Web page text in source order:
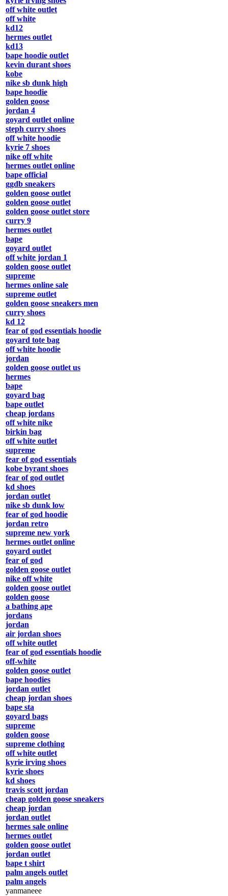
off white outlet
off white
kd12
hermes outlet
kd13
bape hoodie outlet
kevin durant shoes
kobe
nike sb dunk high
bape hoodie
golden goose
jordan 4
goyard outlet online
steph curry shoes
off white hoodie
kyrie 7 shoes
nike off white
hermes outlet online
bape official
ggdb sneakers
golden goose outlet
golden goose outlet
golden goose outlet store
curry 9
hermes outlet
bape
goyard outlet
off white jordan 1
golden goose outlet
supreme
hermes online sale
supreme outlet
golden goose sneakers men
curry shoes
kd 12
fear of god essentials hoodie
goyard tote bag
off white hoodie
jordan
golden goose outlet us
hermes
bape
goyard bag
bape outlet
cheap jordans
off white nike
birkin bag
off white outlet
supreme
fear of god essentials
kobe byrant shoes
fear of god outlet
kd shoes
jordan outlet
nike sb dunk low
fear of god hoodie
jordan retro
supreme new york
hermes outlet online
goyard outlet
fear of god
golden goose outlet
nike off white
golden goose outlet
golden goose
a bathing ape
jordans
jordan
air jordan shoes
off white outlet
fear of god essentials hoodie
off-white
golden goose outlet
bape hoodies
jordan outlet
cheap jordan shoes
bape sta
goyard bags
supreme
golden goose
supreme clothing
off white outlet
kyrie irving shoes
kyrie shoes
kd shoes
travis scott jordan
cheap golden goose sneakers
cheap jordan
jordan outlet
hermes sale online
hermes outlet
golden goose outlet
jordan outlet
bape t shirt
palm angels outlet
palm angels
yanmaneee